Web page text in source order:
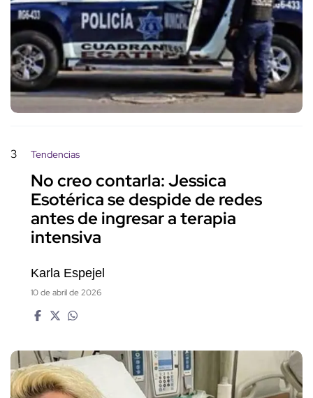
3 Tendencias
No creo contarla: Jessica
Esotérica se despide de redes
antes de ingresar a terapia
intensiva
Karla Espejel
10 de abril de 2026